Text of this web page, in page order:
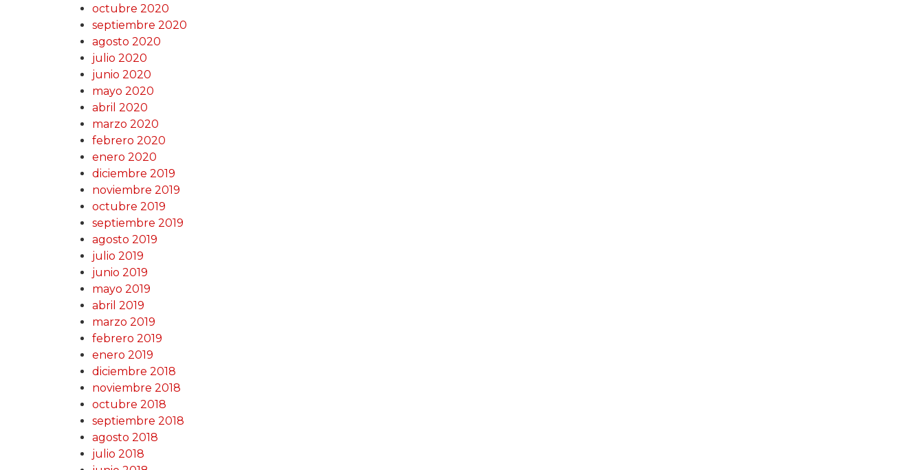
octubre 2020
septiembre 2020
agosto 2020
julio 2020
junio 2020
mayo 2020
abril 2020
marzo 2020
febrero 2020
enero 2020
diciembre 2019
noviembre 2019
octubre 2019
septiembre 2019
agosto 2019
julio 2019
junio 2019
mayo 2019
abril 2019
marzo 2019
febrero 2019
enero 2019
diciembre 2018
noviembre 2018
octubre 2018
septiembre 2018
agosto 2018
julio 2018